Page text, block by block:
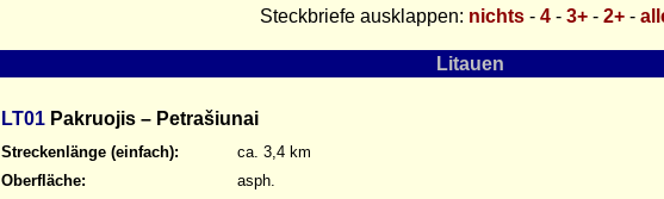
Steckbriefe ausklappen: nichts- 4- 3+- 2+-
Litauen
LT01 Pakruojis – Petrašiunai
Streckenlänge (einfach):
ca. 3,4 km
Oberfläche:
asph.